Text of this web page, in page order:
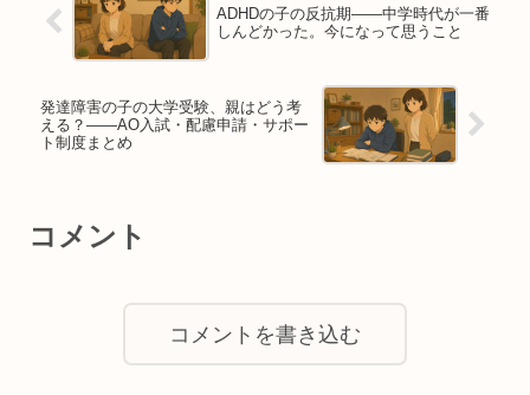
ADHDの子の反抗期——中学時代が一番
しんどかった。今になって思うこと
発達障害の子の大学受験、親はどう考
える？——AO入試・配慮申請・サポー
ト制度まとめ
コメント
コメントを書き込む